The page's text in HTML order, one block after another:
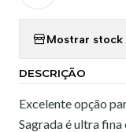
Mostrar stock
DESCRIÇÃO
Excelente opção
Sagrada é ultra